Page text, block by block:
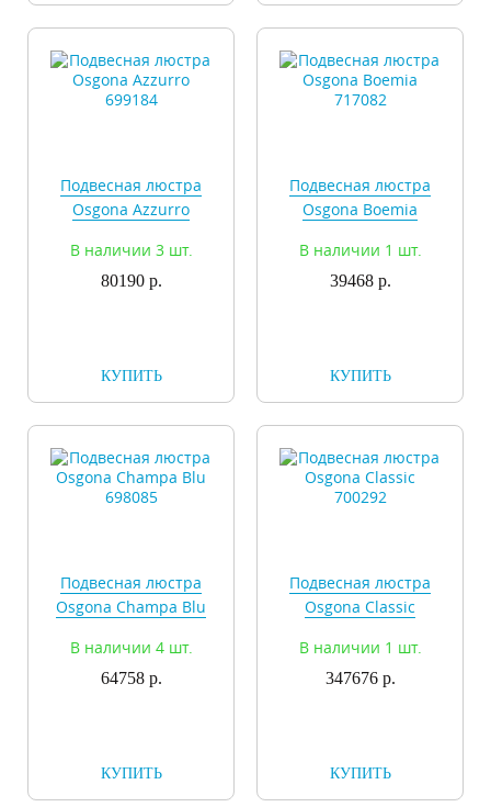
Подвесная люстра
Osgona Azzurro
В наличии 3 шт.
80190 р.
КУПИТЬ
Подвесная люстра
Osgona Boemia
В наличии 1 шт.
39468 р.
КУПИТЬ
Подвесная люстра
Osgona Champa Blu
В наличии 4 шт.
64758 р.
КУПИТЬ
Подвесная люстра
Osgona Classic
В наличии 1 шт.
347676 р.
КУПИТЬ